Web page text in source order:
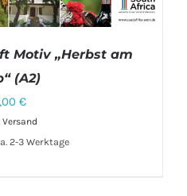
DETAILS
Motiv „Herbst am
(A2)
€
Versand
2-3 Werktage